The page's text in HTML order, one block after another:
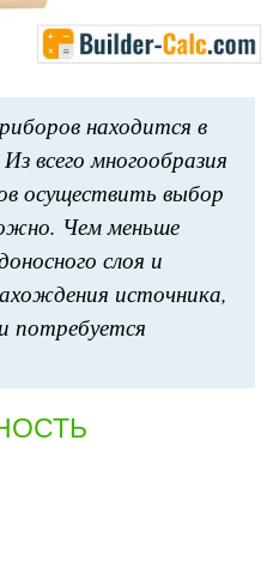
находится в
всего многообразия
осуществить выбор
Чем меньше
слоя и
источника,
потребуется